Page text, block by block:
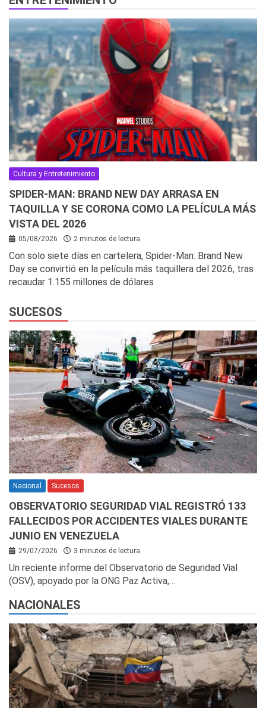
Cultura y Entretenimiento
SPIDER-MAN: BRAND NEW DAY ARRASA EN
TAQUILLA Y SE CORONA COMO LA PELÍCULA MÁS
VISTA DEL 2026
05/08/2026 2 minutos de lectura
Con solo siete días en cartelera, Spider-Man: Brand New
Day se convirtió en la película más taquillera del 2026, tras
recaudar 1.155 millones de dólares
SUCESOS
Nacional Sucesos
OBSERVATORIO SEGURIDAD VIAL REGISTRÓ 133
FALLECIDOS POR ACCIDENTES VIALES DURANTE
JUNIO EN VENEZUELA
29/07/2026 3 minutos de lectura
Un reciente informe del Observatorio de Seguridad Vial
(OSV), apoyado por la ONG Paz Activa,…
NACIONALES